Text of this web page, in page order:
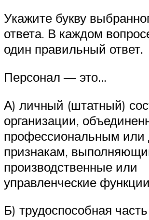
Укажите букву
ответа. В каждом
один правильный ответ.
Персонал — это…
А) личный (штатный)
организации,
профессио­нальным или
признакам,
производственные или
управленческие
Б) трудоспособная